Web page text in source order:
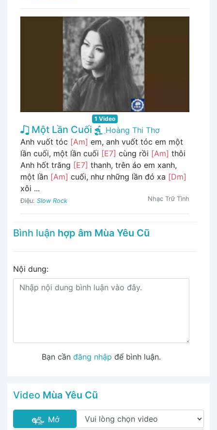
1 Video
Một Lần Cuối
Hoàng Thi Thơ
Anh vuốt tóc [Am] em, anh vuốt tóc em một
lần cuối, một lần cuối [E7] cùng rồi [Am] thôi
Anh hốt trăng [E7] thanh, trên áo em xanh,
một lần [Am] cuối, như những lần đó xa [Dm]
xôi ...
Điệu: Slow Rock Nhạc Trữ Tình
Bình luận hợp âm Mùa Yêu Cũ
Nội dung:
Bạn cần đăng nhập để bình luận.
Video Mùa Yêu Cũ
Mở